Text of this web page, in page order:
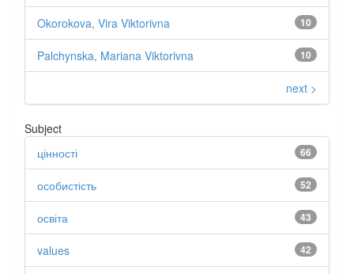
10
Okorokova, Vira Viktorivna
10
Palchynska, Mariana Viktorivna
next >
Subject
66
цінності
52
особистість
43
освіта
42
values